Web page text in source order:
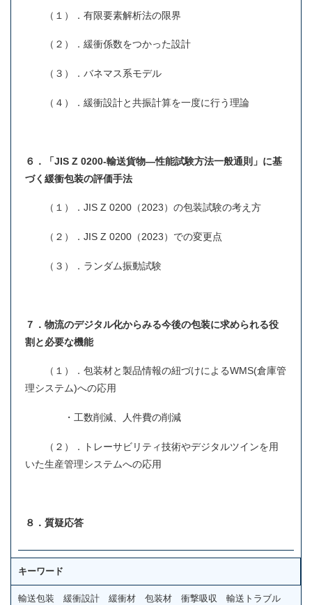
（１）．有限要素解析法の限界
（２）．緩衝係数をつかった設計
（３）．バネマス系モデル
（４）．緩衝設計と共振計算を一度に行う理論
６．「JIS Z 0200-輸送貨物―性能試験方法一般通則」に基
づく緩衝包装の評価手法
（１）．JIS Z 0200（2023）の包装試験の考え方
（２）．JIS Z 0200（2023）での変更点
（３）．ランダム振動試験
７．物流のデジタル化からみる今後の包装に求められる役
割と必要な機能
（１）．包装材と製品情報の紐づけによるWMS(倉庫管
理システム)への応用
・工数削減、人件費の削減
（２）．トレーサビリティ技術やデジタルツインを用
いた生産管理システムへの応用
８．質疑応答
キーワード
輸送包装 緩衝設計 緩衝材 包装材 衝撃吸収 輸送トラブル